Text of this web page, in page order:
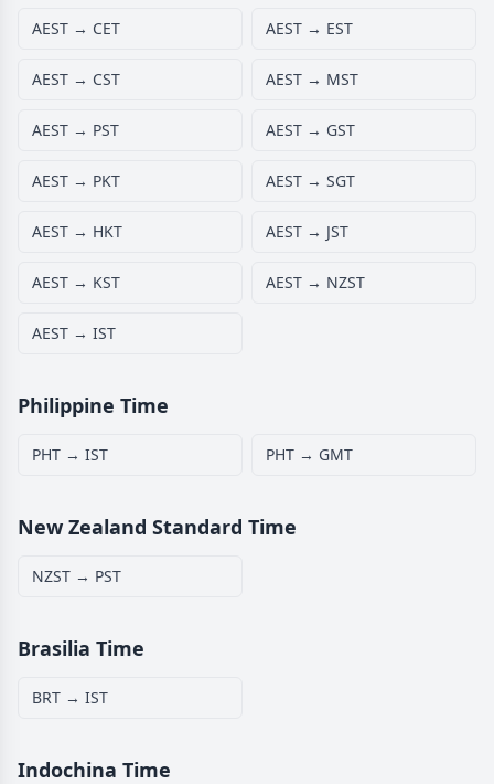
AEST → CET AEST → EST
AEST → CST AEST → MST
AEST → PST AEST → GST
AEST → PKT AEST → SGT
AEST → HKT AEST → JST
AEST → KST AEST → NZST
AEST → IST
Philippine Time
PHT → IST PHT → GMT
New Zealand Standard Time
NZST → PST
Brasilia Time
BRT → IST
Indochina Time